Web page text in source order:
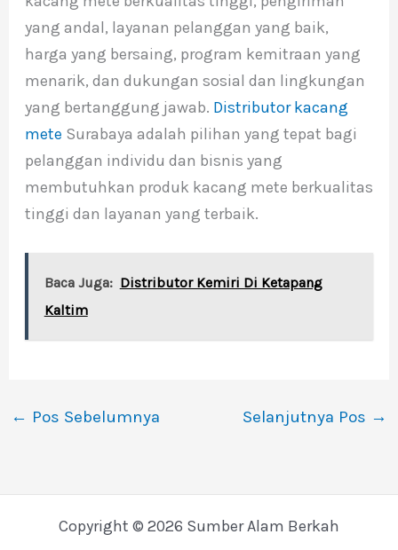
yang andal, layanan pelanggan yang baik,
harga yang bersaing, program kemitraan yang
menarik, dan dukungan sosial dan lingkungan
yang bertanggung jawab. Distributor kacang
mete Surabaya adalah pilihan yang tepat bagi
pelanggan individu dan bisnis yang
membutuhkan produk kacang mete berkualitas
tinggi dan layanan yang terbaik.
Baca Juga: Distributor Kemiri Di Ketapang
Kaltim
← Pos Sebelumnya Selanjutnya Pos →
Copyright © 2026 Sumber Alam Berkah